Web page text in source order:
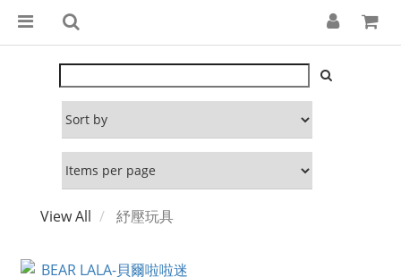
View All 紓壓玩具